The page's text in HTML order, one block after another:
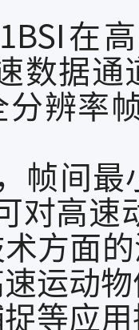
数据
分辨率
帧间
对高速
方面
运动
等应